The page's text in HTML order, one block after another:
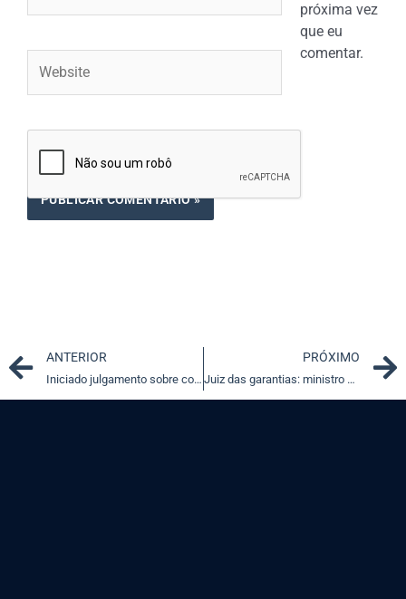
próxima vez
que eu
comentar.
Prev
ANTERIOR
Iniciado julgamento sobre competência para julgar ações de candidatos em processo seletivo contra empresas públicas
PRÓXIMO
Juiz das garantias: ministro Luiz Fux divulga participantes da audiência pública